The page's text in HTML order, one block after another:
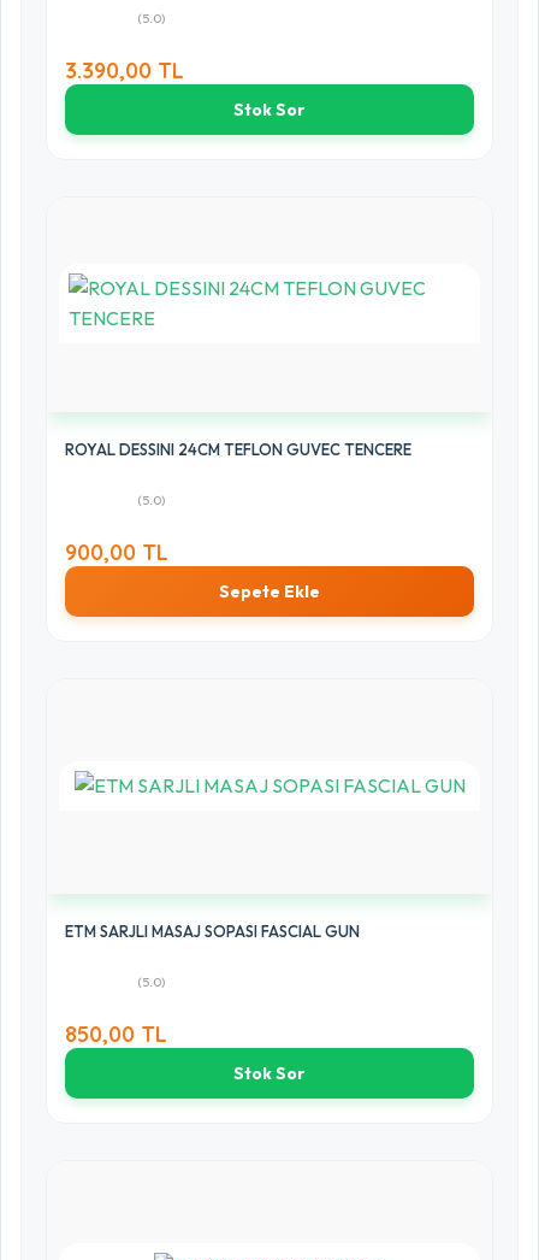
(5.0)
3.390,00 TL
Stok Sor
ROYAL DESSINI 24CM TEFLON GUVEC TENCERE
(5.0)
900,00 TL
Sepete Ekle
ETM SARJLI MASAJ SOPASI FASCIAL GUN
(5.0)
850,00 TL
Stok Sor